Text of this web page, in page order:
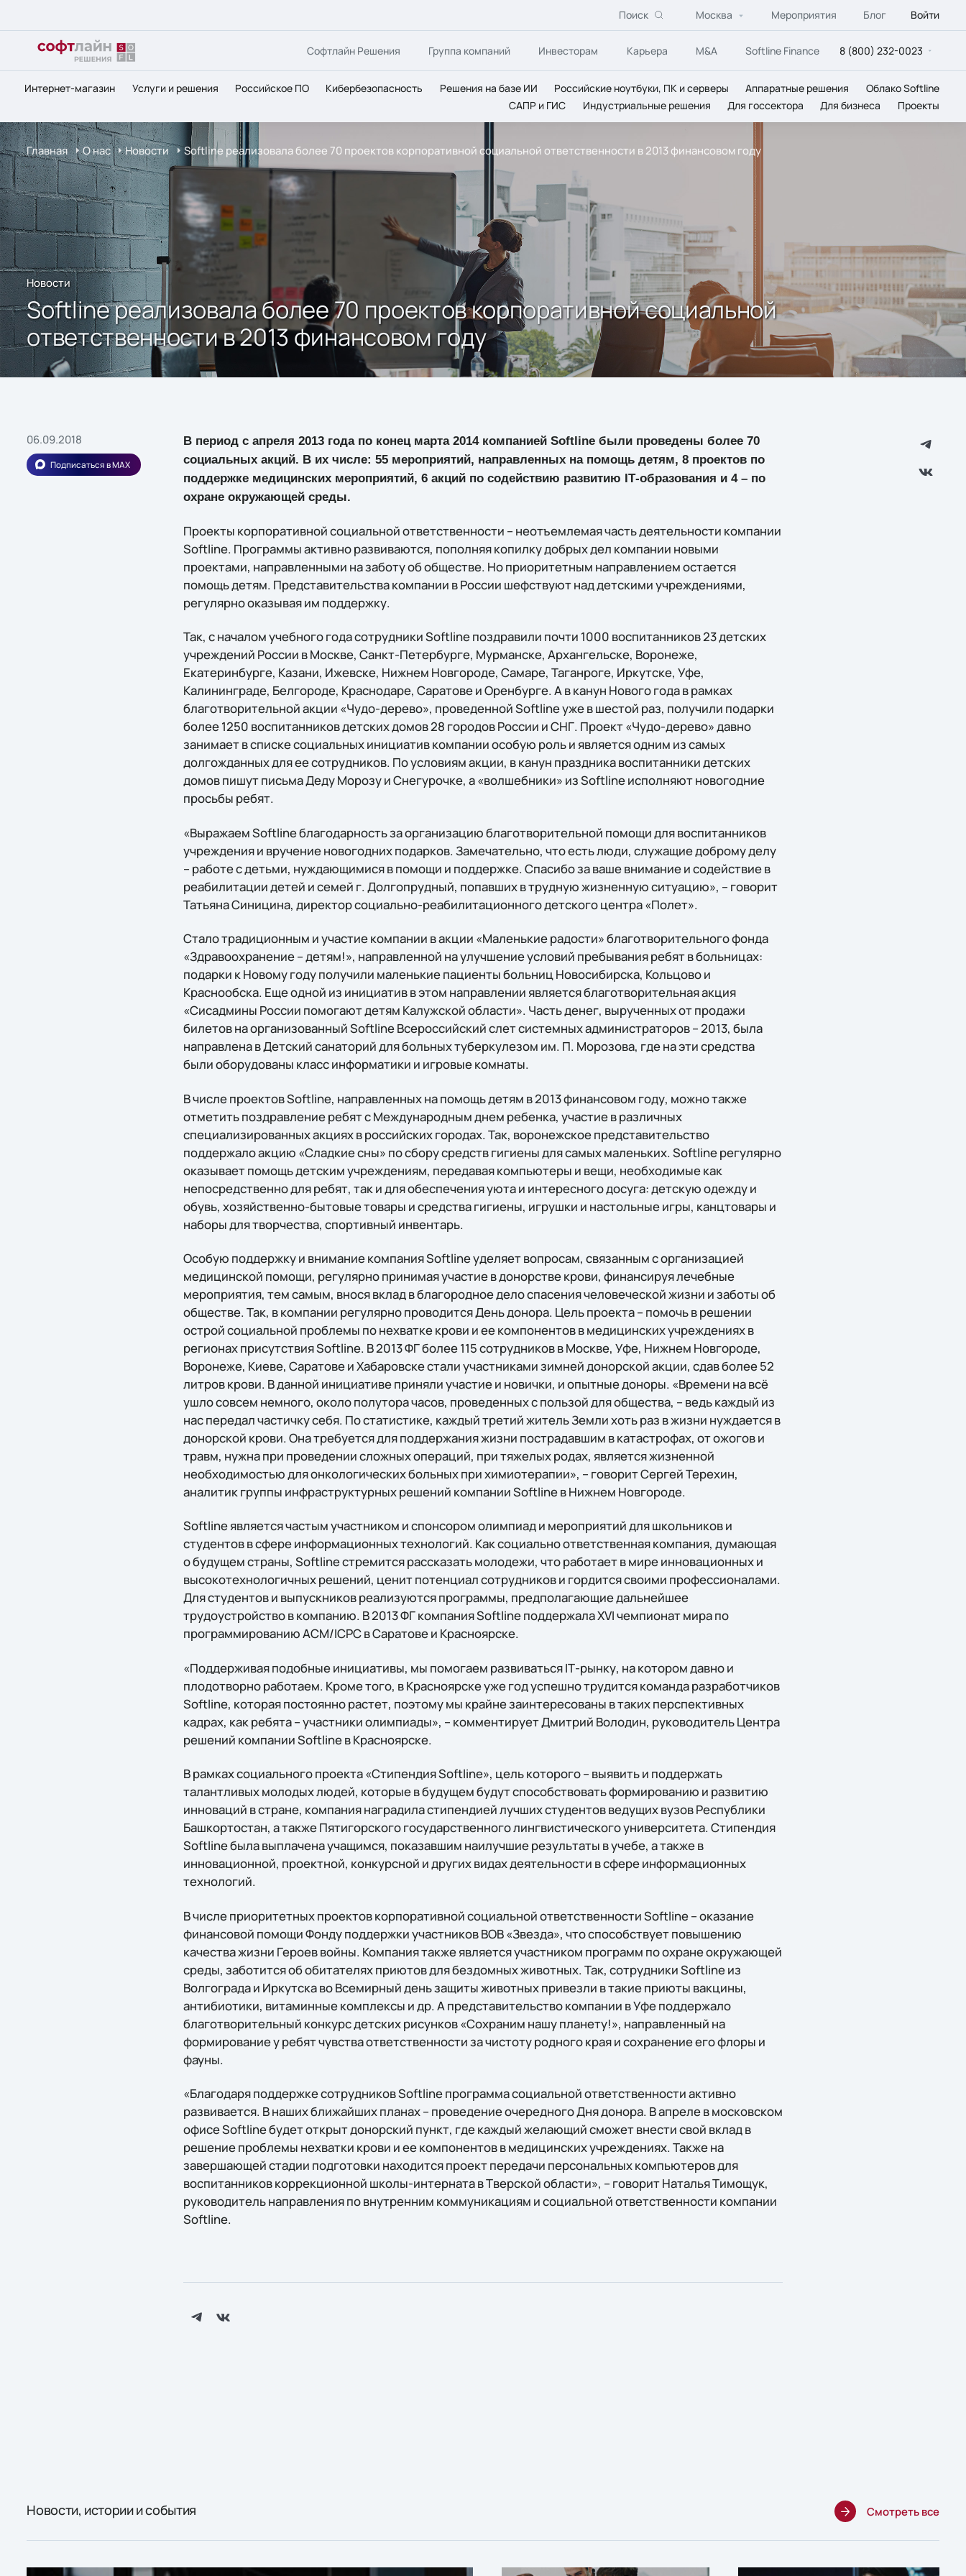
Поиск Москва Мероприятия Блог Войти
Софтлайн Решения Группа компаний Инвесторам Карьера M&A Softline Finance 8 (800) 232-0023
Интернет-магазин Услуги и решения Российское ПО Кибербезопасность Решения на базе ИИ Российские ноутбуки, ПК и серверы Аппаратные решения
Облако Softline
САПР и ГИС
Индустриальные решения Для госсектора Для бизнеса Проекты
Главная О нас Новости Softline реализовала более 70 проектов корпоративной социальной ответственности в 2013 финансовом году
Новости
Softline реализовала более 70 проектов корпоративной социальной
ответственности в 2013 финансовом году
06.09.2018
Подписаться в MAX
В период с апреля 2013 года по конец марта 2014 компанией Softline были проведены более 70
социальных акций. В их числе: 55 мероприятий, направленных на помощь детям, 8 проектов по
поддержке медицинских мероприятий, 6 акций по содействию развитию IТ-образования и 4 – по
охране окружающей среды.
Проекты корпоративной социальной ответственности – неотъемлемая часть деятельности компании
Softline. Программы активно развиваются, пополняя копилку добрых дел компании новыми
проектами, направленными на заботу об обществе. Но приоритетным направлением остается
помощь детям. Представительства компании в России шефствуют над детскими учреждениями,
регулярно оказывая им поддержку.
Так, с началом учебного года сотрудники Softline поздравили почти 1000 воспитанников 23 детских
учреждений России в Москве, Санкт-Петербурге, Мурманске, Архангельске, Воронеже,
Екатеринбурге, Казани, Ижевске, Нижнем Новгороде, Самаре, Таганроге, Иркутске, Уфе,
Калининграде, Белгороде, Краснодаре, Саратове и Оренбурге. А в канун Нового года в рамках
благотворительной акции «Чудо-дерево», проведенной Softline уже в шестой раз, получили подарки
более 1250 воспитанников детских домов 28 городов России и СНГ. Проект «Чудо-дерево» давно
занимает в списке социальных инициатив компании особую роль и является одним из самых
долгожданных для ее сотрудников. По условиям акции, в канун праздника воспитанники детских
домов пишут письма Деду Морозу и Снегурочке, а «волшебники» из Softline исполняют новогодние
просьбы ребят.
«Выражаем Softline благодарность за организацию благотворительной помощи для воспитанников
учреждения и вручение новогодних подарков. Замечательно, что есть люди, служащие доброму делу
– работе с детьми, нуждающимися в помощи и поддержке. Спасибо за ваше внимание и содействие в
реабилитации детей и семей г. Долгопрудный, попавших в трудную жизненную ситуацию», – говорит
Татьяна Синицина, директор социально-реабилитационного детского центра «Полeт».
Стало традиционным и участие компании в акции «Маленькие радости» благотворительного фонда
«Здравоохранение – детям!», направленной на улучшение условий пребывания ребят в больницах:
подарки к Новому году получили маленькие пациенты больниц Новосибирска, Кольцово и
Краснообска. Еще одной из инициатив в этом направлении является благотворительная акция
«Сисадмины России помогают детям Калужской области». Часть денег, вырученных от продажи
билетов на организованный Softline Всероссийский слет системных администраторов – 2013, была
направлена в Детский санаторий для больных туберкулезом им. П. Морозова, где на эти средства
были оборудованы класс информатики и игровые комнаты.
В числе проектов Softline, направленных на помощь детям в 2013 финансовом году, можно также
отметить поздравление ребят с Международным днем ребенка, участие в различных
специализированных акциях в российских городах. Так, воронежское представительство
поддержало акцию «Сладкие сны» по сбору средств гигиены для самых маленьких. Softline регулярно
оказывает помощь детским учреждениям, передавая компьютеры и вещи, необходимые как
непосредственно для ребят, так и для обеспечения уюта и интересного досуга: детскую одежду и
обувь, хозяйственно-бытовые товары и средства гигиены, игрушки и настольные игры, канцтовары и
наборы для творчества, спортивный инвентарь.
Особую поддержку и внимание компания Softline уделяет вопросам, связанным с организацией
медицинской помощи, регулярно принимая участие в донорстве крови, финансируя лечебные
мероприятия, тем самым, внося вклад в благородное дело спасения человеческой жизни и заботы об
обществе. Так, в компании регулярно проводится День донора. Цель проекта – помочь в решении
острой социальной проблемы по нехватке крови и ее компонентов в медицинских учреждениях в
регионах присутствия Softline. В 2013 ФГ более 115 сотрудников в Москве, Уфе, Нижнем Новгороде,
Воронеже, Киеве, Саратове и Хабаровске стали участниками зимней донорской акции, сдав более 52
литров крови. В данной инициативе приняли участие и новички, и опытные доноры. «Времени на всё
ушло совсем немного, около полутора часов, проведенных с пользой для общества, – ведь каждый из
нас передал частичку себя. По статистике, каждый третий житель Земли хоть раз в жизни нуждается в
донорской крови. Она требуется для поддержания жизни пострадавшим в катастрофах, от ожогов и
травм, нужна при проведении сложных операций, при тяжeлых родах, является жизненной
необходимостью для онкологических больных при химиотерапии», – говорит Сергей Терехин,
аналитик группы инфраструктурных решений компании Softline в Нижнем Новгороде.
Softline является частым участником и спонсором олимпиад и мероприятий для школьников и
студентов в сфере информационных технологий. Как социально ответственная компания, думающая
о будущем страны, Softline стремится рассказать молодежи, что работает в мире инновационных и
высокотехнологичных решений, ценит потенциал сотрудников и гордится своими профессионалами.
Для студентов и выпускников реализуются программы, предполагающие дальнейшее
трудоустройство в компанию. В 2013 ФГ компания Softline поддержала XVI чемпионат мира по
программированию ACM/ICPC в Саратове и Красноярске.
«Поддерживая подобные инициативы, мы помогаем развиваться IТ-рынку, на котором давно и
плодотворно работаем. Кроме того, в Красноярске уже год успешно трудится команда разработчиков
Softline, которая постоянно растет, поэтому мы крайне заинтересованы в таких перспективных
кадрах, как ребята – участники олимпиады», – комментирует Дмитрий Володин, руководитель Центра
решений компании Softline в Красноярске.
В рамках социального проекта «Стипендия Softline», цель которого – выявить и поддержать
талантливых молодых людей, которые в будущем будут способствовать формированию и развитию
инноваций в стране, компания наградила стипендией лучших студентов ведущих вузов Республики
Башкортостан, а также Пятигорского государственного лингвистического университета. Стипендия
Softline была выплачена учащимся, показавшим наилучшие результаты в учебе, а также в
инновационной, проектной, конкурсной и других видах деятельности в сфере информационных
технологий.
В числе приоритетных проектов корпоративной социальной ответственности Softline – оказание
финансовой помощи Фонду поддержки участников ВОВ «Звезда», что способствует повышению
качества жизни Героев войны. Компания также является участником программ по охране окружающей
среды, заботится об обитателях приютов для бездомных животных. Так, сотрудники Softline из
Волгограда и Иркутска во Всемирный день защиты животных привезли в такие приюты вакцины,
антибиотики, витаминные комплексы и др. А представительство компании в Уфе поддержало
благотворительный конкурс детских рисунков «Сохраним нашу планету!», направленный на
формирование у ребят чувства ответственности за чистоту родного края и сохранение его флоры и
фауны.
«Благодаря поддержке сотрудников Softline программа социальной ответственности активно
развивается. В наших ближайших планах – проведение очередного Дня донора. В апреле в московском
офисе Softline будет открыт донорский пункт, где каждый желающий сможет внести свой вклад в
решение проблемы нехватки крови и ее компонентов в медицинских учреждениях. Также на
завершающей стадии подготовки находится проект передачи персональных компьютеров для
воспитанников коррекционной школы-интерната в Тверской области», – говорит Наталья Тимощук,
руководитель направления по внутренним коммуникациям и социальной ответственности компании
Softline.
Новости, истории и события Смотреть все